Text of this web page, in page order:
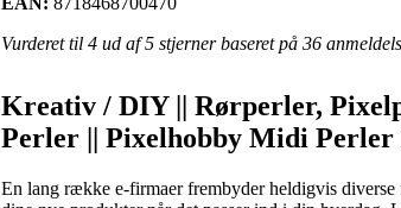
Vurderet til 4 ud af 5 stjerner baseret på 36
Kreativ / DIY || Rørperler,
Perler || Pixelhobby Midi
En lang række e-firmaer frembyder heldigvis